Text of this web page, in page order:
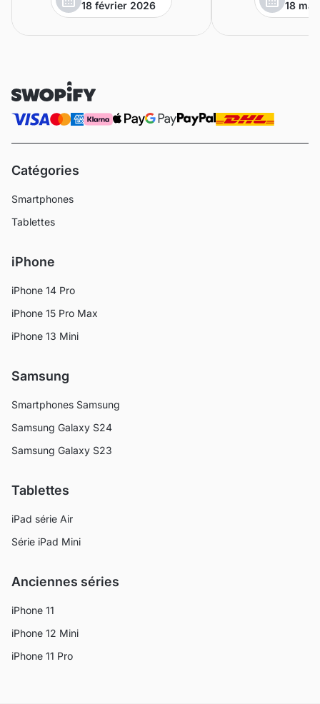
18 février 2026 18
Catégories
Smartphones
Tablettes
iPhone
iPhone 14 Pro
iPhone 15 Pro Max
iPhone 13 Mini
Samsung
Smartphones Samsung
Samsung Galaxy S24
Samsung Galaxy S23
Tablettes
iPad série Air
Série iPad Mini
Anciennes séries
iPhone 11
iPhone 12 Mini
iPhone 11 Pro